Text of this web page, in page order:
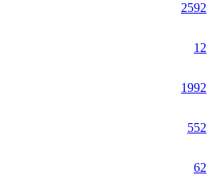
2592
12
1992
552
62